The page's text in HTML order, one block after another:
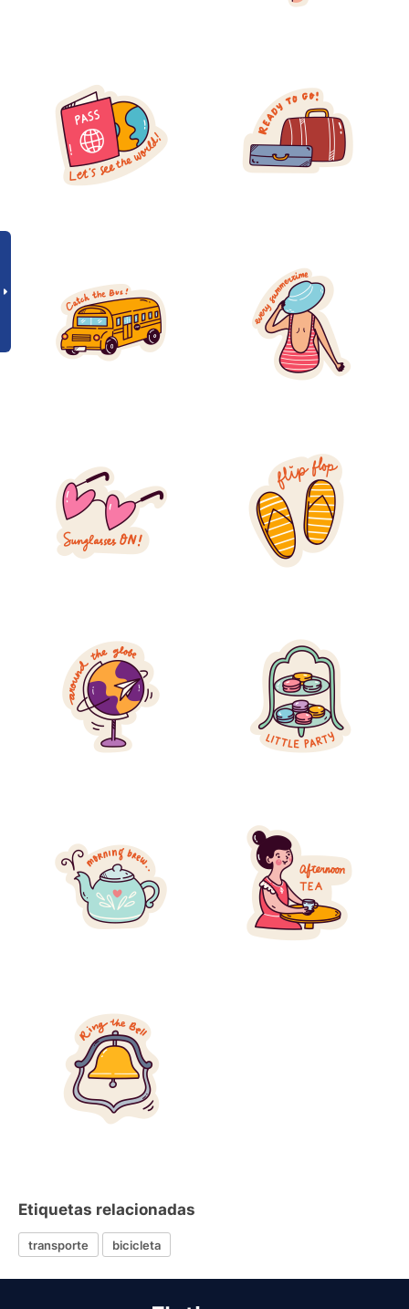
Etiquetas relacionadas
transporte bicicleta